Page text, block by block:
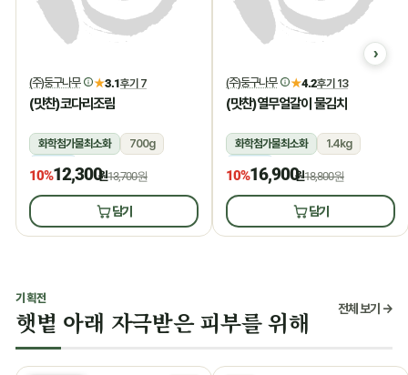
(주)둥구나무 ★3.1후기 7
(맛찬)코다리조림
화학첨가물최소화
700g
냉장
10%12,300원13,700원
담기
(주)둥구나무 ★4.2후기 13
(맛찬)열무얼갈이 물김치
화학첨가물최소화
1.4kg
냉장
10%16,900원18,800원
담기
기획전
햇볕 아래 자극받은 피부를 위해 전체 보기 →